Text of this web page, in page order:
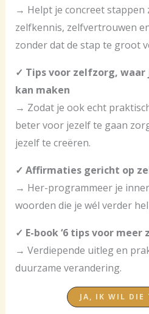
→ Helpt je concreet
zelfkennis, zelfvertrouwen
zonder dat de stap te groot
✓ Tips voor zelfzorg, waar
kan maken
→ Zodat je ook echt
beter voor jezelf te gaan
jezelf te creëren.
✓ Affirmaties gericht op
→ Her-programmeer je
woorden die je wél verder
✓ E-book ‘6 tips voor
→ Verdiepende uitleg en
duurzame verandering.
JA, IK WIL DIE